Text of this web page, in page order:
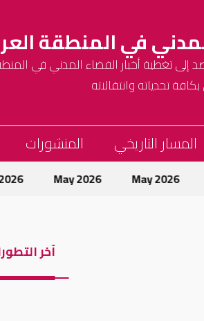
في المنطقة
تغطية أخبار الفضاء المدني في
تحدياته وانتقالاته
المسار التاريخي المنشورات
2026 May 2026 May 2026
آخر